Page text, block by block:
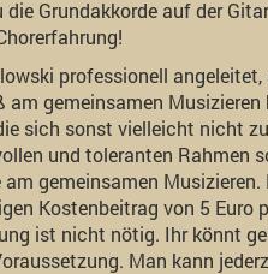
Grundakkorde auf der
professionell
gemeinsamen Musizieren
sich sonst vielleicht nicht
und toleranten Rahmen
gemeinsamen
Kostenbeitrag von 5 Euro
ist nicht nötig. Ihr könnt
Man kann